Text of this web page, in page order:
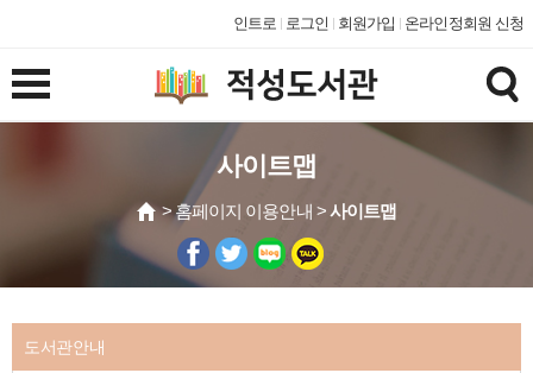
인트로 로그인 회원가입 온라인정회원 신청
사이트맵
> 홈페이지 이용안내 >사이트맵
도서관안내